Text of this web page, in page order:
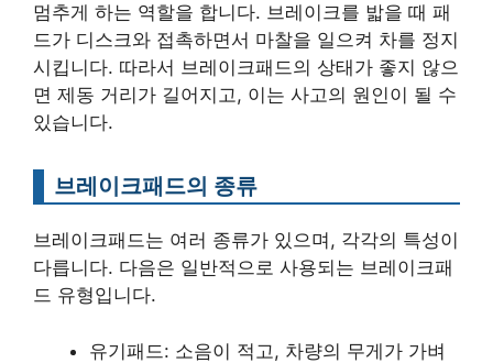
멈추게 하는 역할을 합니다. 브레이크를 밟을 때 패
드가 디스크와 접촉하면서 마찰을 일으켜 차를 정지
시킵니다. 따라서 브레이크패드의 상태가 좋지 않으
면 제동 거리가 길어지고, 이는 사고의 원인이 될 수
있습니다.
브레이크패드의 종류
브레이크패드는 여러 종류가 있으며, 각각의 특성이
다릅니다. 다음은 일반적으로 사용되는 브레이크패
드 유형입니다.
유기패드: 소음이 적고, 차량의 무게가 가벼